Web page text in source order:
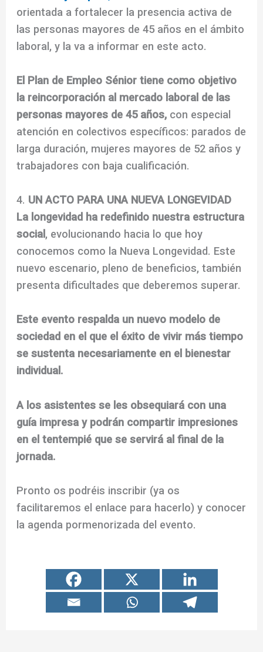
orientada a fortalecer la presencia activa de
las personas mayores de 45 años en el ámbito
laboral, y la va a informar en este acto.
El Plan de Empleo Sénior tiene como objetivo
la reincorporación al mercado laboral de las
personas mayores de 45 años, con especial
atención en colectivos específicos: parados de
larga duración, mujeres mayores de 52 años y
trabajadores con baja cualificación.
4. UN ACTO PARA UNA NUEVA LONGEVIDAD
La longevidad ha redefinido nuestra estructura
social , evolucionando hacia lo que hoy
conocemos como la Nueva Longevidad. Este
nuevo escenario, pleno de beneficios, también
presenta dificultades que deberemos superar.
Este evento respalda un nuevo modelo de
sociedad en el que el éxito de vivir más tiempo
se sustenta necesariamente en el bienestar
individual.
A los asistentes se les obsequiará con una
guía impresa y podrán compartir impresiones
en el tentempié que se servirá al final de la
jornada.
Pronto os podréis inscribir (ya os
facilitaremos el enlace para hacerlo) y conocer
la agenda pormenorizada del evento.